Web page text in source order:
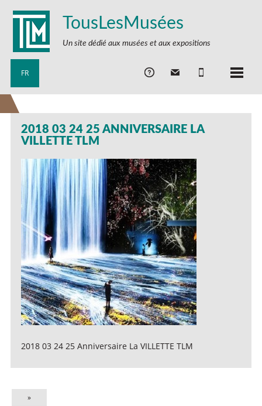
TousLesMusées
Un site dédié aux musées et aux expositions
FR
2018 03 24 25 ANNIVERSAIRE LA
VILLETTE TLM
2018 03 24 25 Anniversaire La VILLETTE TLM
»